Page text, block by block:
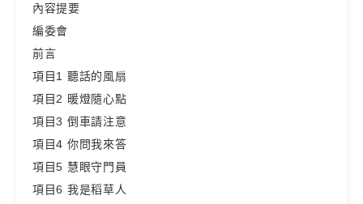
內容提要
編委會
前言
項目1 聽話的風扇
項目2 暖燈隨心點
項目3 倒車請注意
項目4 你問我來答
項目5 慧眼守門員
項目6 我是稻草人